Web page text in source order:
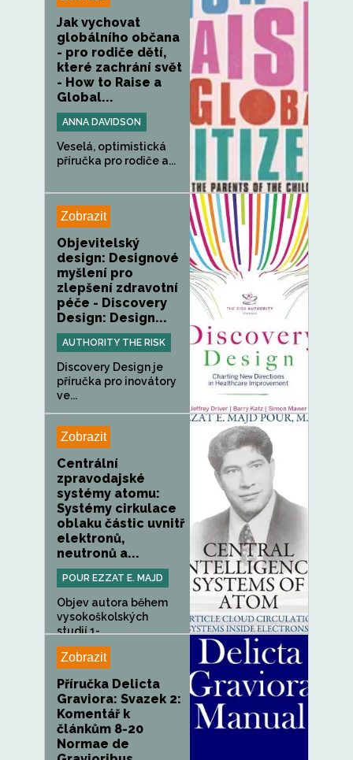
Jak vychovat
globálního občana
- pro rodiče dětí,
které zachrání svět
- How to Raise a
Global...
ANNA DAVIDSON
Veselá, optimistická
příručka pro rodiče a...
Zobrazit
Objevitelský
design: Designové
myšlení pro
zlepšení zdravotní
péče - Discovery
Design: Design...
AUTHORITY THE RISK
Discovery Design je
příručka pro inovátory
ve...
Zobrazit
Centrální
zpravodajské
systémy atomu:
Systémy cirkulace
oblaku částic uvnitř
elektronů,
neutronů a...
POUR EZZAT E. MAJD
Objev autora během
vysokoškolských
studií.1-...
Zobrazit
Příručka Delicta
Graviora: Svazek 2:
Komentář k
článkům 8-20
Normae de